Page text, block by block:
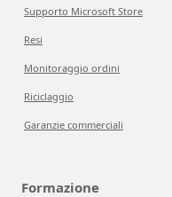
Supporto Microsoft Store
Resi
Monitoraggio ordini
Riciclaggio
Garanzie commerciali
Formazione